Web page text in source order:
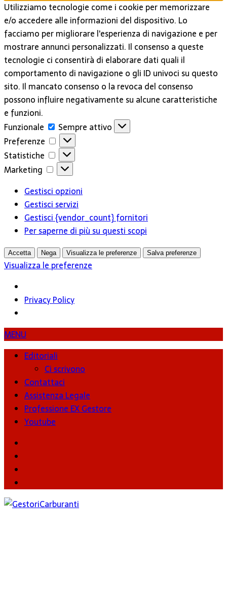
Utilizziamo tecnologie come i cookie per memorizzare
e/o accedere alle informazioni del dispositivo. Lo
facciamo per migliorare l'esperienza di navigazione e per
mostrare annunci personalizzati. Il consenso a queste
tecnologie ci consentirà di elaborare dati quali il
comportamento di navigazione o gli ID univoci su questo
sito. Il mancato consenso o la revoca del consenso
possono influire negativamente su alcune caratteristiche
e funzioni.
Funzionale
Funzionale
Sempre attivo
Preferenze
Preferenze
Statistiche
Statistiche
Marketing
Marketing
Gestisci opzioni
Gestisci servizi
Gestisci {vendor_count} fornitori
Per saperne di più su questi scopi
Accetta Nega Visualizza le preferenze Salva preferenze
Visualizza le preferenze
Privacy Policy
MENU
Editoriali
Ci scrivono
Contattaci
Assistenza Legale
Professione EX Gestore
Youtube